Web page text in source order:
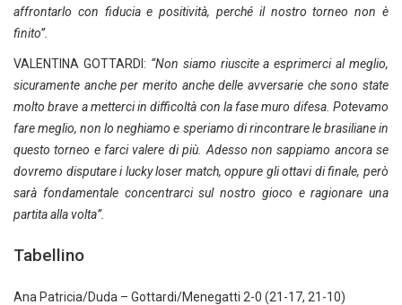
affrontarlo con fiducia e positività, perché il nostro torneo non è
finito”.
VALENTINA GOTTARDI: “Non siamo riuscite a esprimerci al meglio,
sicuramente anche per merito anche delle avversarie che sono state
molto brave a metterci in difficoltà con la fase muro difesa. Potevamo
fare meglio, non lo neghiamo e speriamo di rincontrare le brasiliane in
questo torneo e farci valere di più. Adesso non sappiamo ancora se
dovremo disputare i lucky loser match, oppure gli ottavi di finale, però
sarà fondamentale concentrarci sul nostro gioco e ragionare una
partita alla volta”.
Tabellino
Ana Patricia/Duda – Gottardi/Menegatti 2-0 (21-17, 21-10)